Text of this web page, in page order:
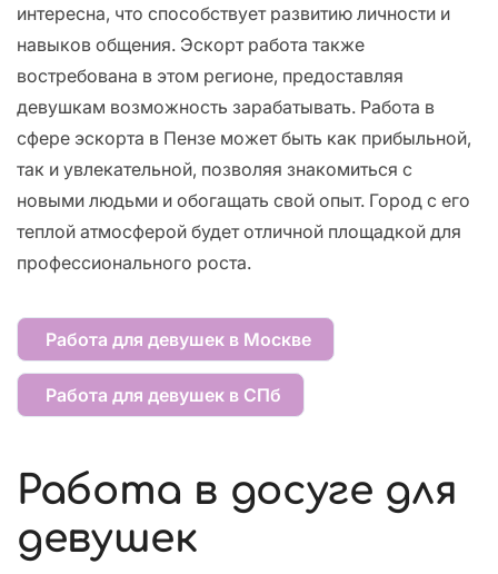
интересна, что способствует развитию личности и
навыков общения. Эскорт работа также
востребована в этом регионе, предоставляя
девушкам возможность зарабатывать. Работа в
сфере эскорта в Пензе может быть как прибыльной,
так и увлекательной, позволяя знакомиться с
новыми людьми и обогащать свой опыт. Город с его
теплой атмосферой будет отличной площадкой для
профессионального роста.
Работа для девушек в Москве
Работа для девушек в СПб
Работа в досуге для
девушек